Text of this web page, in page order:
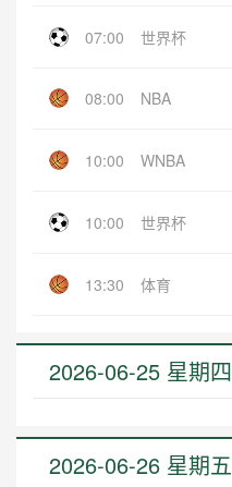
07:00 世界杯
08:00 NBA
10:00 WNBA
10:00 世界杯
13:30 体育
2026-06-25 星期四
2026-06-26 星期五